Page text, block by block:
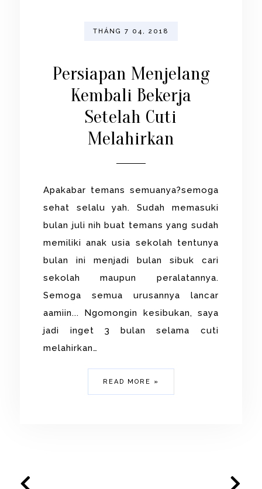
THÁNG 7 04, 2018
Persiapan Menjelang
Kembali Bekerja
Setelah Cuti
Melahirkan
Apakabar temans semuanya?semoga
sehat selalu yah. Sudah memasuki
bulan juli nih buat temans yang sudah
memiliki anak usia sekolah tentunya
bulan ini menjadi bulan sibuk cari
sekolah maupun peralatannya.
Semoga semua urusannya lancar
aamiin... Ngomongin kesibukan, saya
jadi inget 3 bulan selama cuti
melahirkan…
READ MORE »